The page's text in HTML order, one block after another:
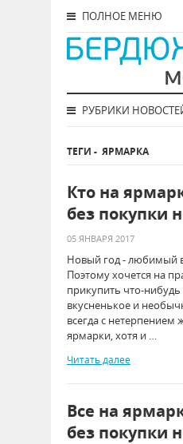
ПОЛНОЕ МЕНЮ
РУБРИКИ
ТЕГИ - ЯРМАРКА
Кто на
без покупки
05 ЯНВАРЯ 2017
Новый год - любимый
Поэтому хочется на
прикупить что-
вкусненькое и
всегда с нетерпением
ярмарки, хотя и …
Читать далее
Все на
без покупки